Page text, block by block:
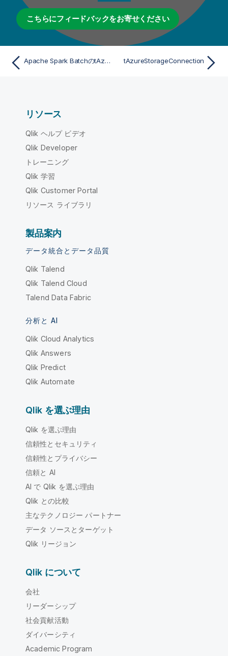
こちらにフィードバックをお寄せください
Apache Spark BatchのtAzureFSConfigurationプロパティ tAzureStorageConnection
リソース
Qlik ヘルプ ビデオ
Qlik Developer
トレーニング
Qlik 学習
Qlik Customer Portal
リソース ライブラリ
製品案内
データ統合とデータ品質
Qlik Talend
Qlik Talend Cloud
Talend Data Fabric
分析と AI
Qlik Cloud Analytics
Qlik Answers
Qlik Predict
Qlik Automate
Qlik を選ぶ理由
Qlik を選ぶ理由
信頼性とセキュリティ
信頼性とプライバシー
信頼と AI
AI で Qlik を選ぶ理由
Qlik との比較
主なテクノロジー パートナー
データ ソースとターゲット
Qlik リージョン
Qlik について
会社
リーダーシップ
社会貢献活動
ダイバーシティ
Academic Program